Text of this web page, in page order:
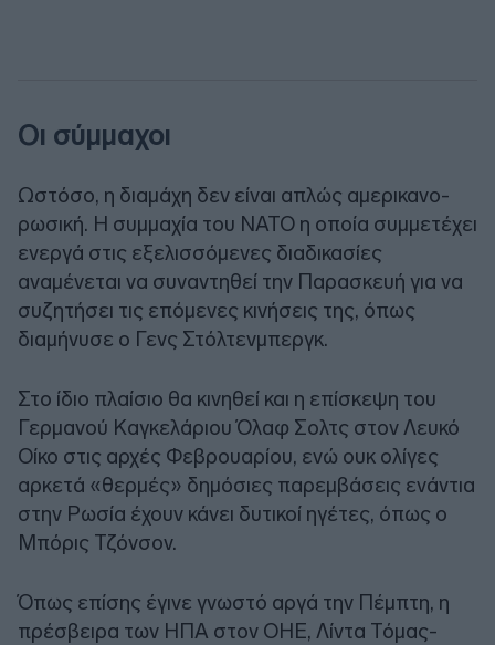
Οι σύμμαχοι
Ωστόσο, η διαμάχη δεν είναι απλώς αμερικανο-
ρωσική. Η συμμαχία του ΝΑΤΟ η οποία συμμετέχει
ενεργά στις εξελισσόμενες διαδικασίες
αναμένεται να συναντηθεί την Παρασκευή για να
συζητήσει τις επόμενες κινήσεις της, όπως
διαμήνυσε ο Γενς Στόλτενμπεργκ.
Στο ίδιο πλαίσιο θα κινηθεί και η επίσκεψη του
Γερμανού Καγκελάριου Όλαφ Σολτς στον Λευκό
Οίκο στις αρχές Φεβρουαρίου, ενώ ουκ ολίγες
αρκετά «θερμές» δημόσιες παρεμβάσεις ενάντια
στην Ρωσία έχουν κάνει δυτικοί ηγέτες, όπως ο
Μπόρις Τζόνσον.
Όπως επίσης έγινε γνωστό αργά την Πέμπτη, η
πρέσβειρα των ΗΠΑ στον ΟΗΕ, Λίντα Τόμας-